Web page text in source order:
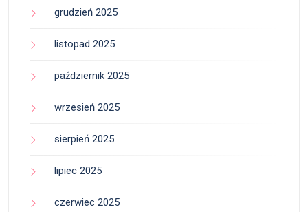
grudzień 2025
listopad 2025
październik 2025
wrzesień 2025
sierpień 2025
lipiec 2025
czerwiec 2025